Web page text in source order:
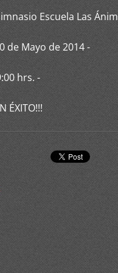
Escuela Las
de Mayo de 2014 -
hrs. -
ÉXITO!!!